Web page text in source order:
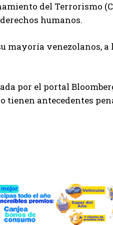
del Terrorismo
humanos.
mayoría venezolanos, a
por el portal
tienen antecedentes